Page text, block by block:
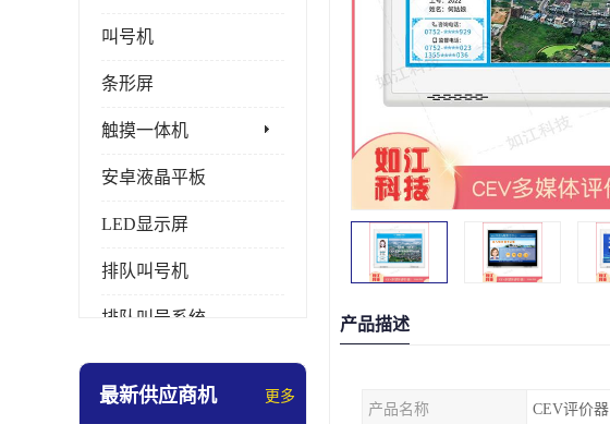
叫号机
条形屏
触摸一体机
安卓液晶平板
LED显示屏
排队叫号机
排队叫号系统
拼接屏
最新供应商机 更多
产品描述
产品名称 CEV评价器